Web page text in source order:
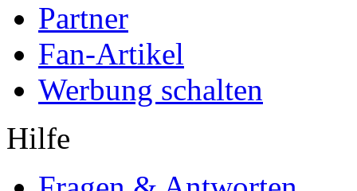
Partner
Fan-Artikel
Werbung schalten
Hilfe